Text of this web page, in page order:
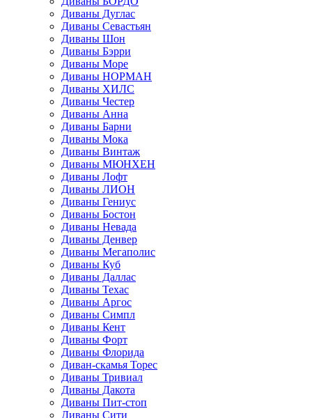
Диваны Дуглас
Диваны Севастьян
Диваны Шон
Диваны Бэрри
Диваны Море
Диваны НОРМАН
Диваны ХИЛС
Диваны Честер
Диваны Анна
Диваны Барни
Диваны Мока
Диваны Винтаж
Диваны МЮНХЕН
Диваны Лофт
Диваны ЛИОН
Диваны Гениус
Диваны Бостон
Диваны Невада
Диваны Денвер
Диваны Мегаполис
Диваны Куб
Диваны Даллас
Диваны Техас
Диваны Аргос
Диваны Симпл
Диваны Кент
Диваны Форт
Диваны Флорида
Диван-скамья Торес
Диваны Тривиал
Диваны Дакота
Диваны Пит-стоп
Диваны Сити